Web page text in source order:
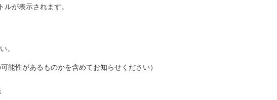
が表示されます。
。
能性があるものかを含めてお知らせください）